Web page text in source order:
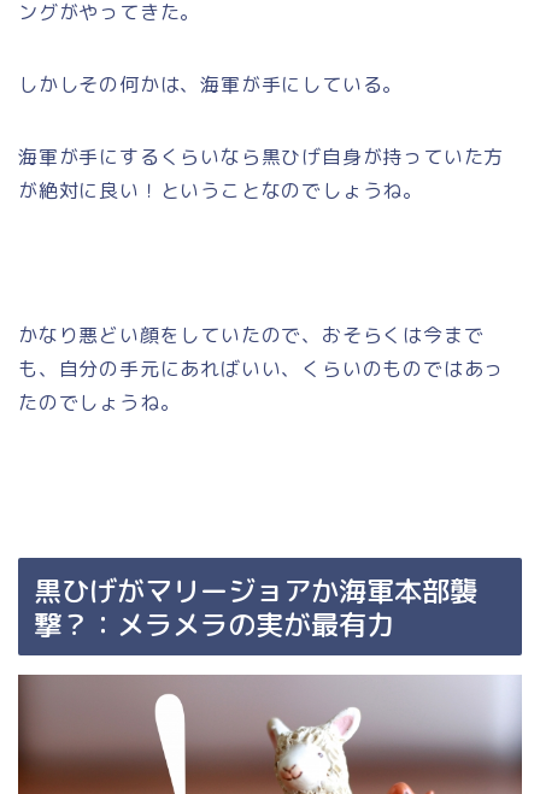
ングがやってきた。
しかしその何かは、海軍が手にしている。
海軍が手にするくらいなら黒ひげ自身が持っていた方
が絶対に良い！ということなのでしょうね。
かなり悪どい顔をしていたので、おそらくは今まで
も、自分の手元にあればいい、くらいのものではあっ
たのでしょうね。
黒ひげがマリージョアか海軍本部襲
撃？：メラメラの実が最有力